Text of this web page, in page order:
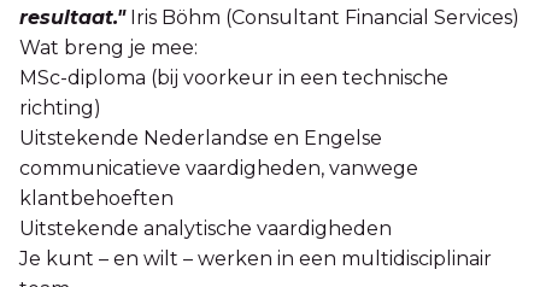
resultaat."Iris Böhm (Consultant Financial Services)
Wat breng je mee:
MSc-diploma (bij voorkeur in een technische
richting)
Uitstekende Nederlandse en Engelse
communicatieve vaardigheden, vanwege
klantbehoeften
Uitstekende analytische vaardigheden
Je kunt – en wilt – werken in een multidisciplinair